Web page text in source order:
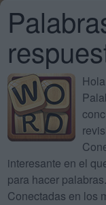
interesante en el
para hacer
Conectadas en los